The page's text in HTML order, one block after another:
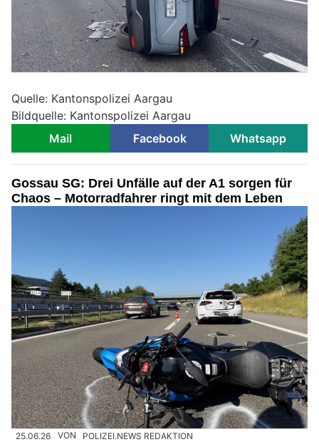
Quelle: Kantonspolizei Aargau
Bildquelle: Kantonspolizei Aargau
Mail
Facebook Whatsapp
Gossau SG: Drei Unfälle auf der A1 sorgen für
Chaos – Motorradfahrer ringt mit dem Leben
25.06.26 VON POLIZEI.NEWS REDAKTION